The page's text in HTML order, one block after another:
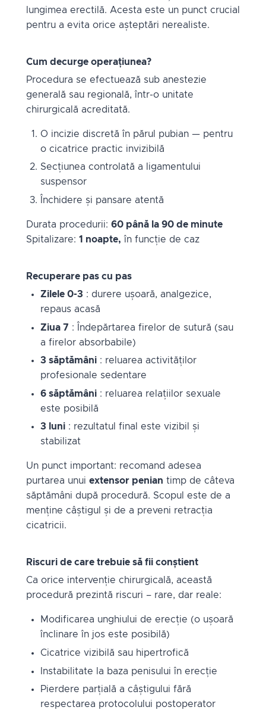
lungimea erectilă. Acesta este un punct crucial
pentru a evita orice așteptări nerealiste.
Cum decurge operațiunea?
Procedura se efectuează sub anestezie
generală sau regională, într-o unitate
chirurgicală acreditată.
O incizie discretă în părul pubian — pentru
o cicatrice practic invizibilă
Secțiunea controlată a ligamentului
suspensor
Închidere și pansare atentă
Durata procedurii: 60 până la 90 de minute
Spitalizare: 1 noapte, în funcție de caz
Recuperare pas cu pas
Zilele 0-3 : durere ușoară, analgezice,
repaus acasă
Ziua 7 : Îndepărtarea firelor de sutură (sau
a firelor absorbabile)
3 săptămâni : reluarea activităților
profesionale sedentare
6 săptămâni : reluarea relațiilor sexuale
este posibilă
3 luni : rezultatul final este vizibil și
stabilizat
Un punct important: recomand adesea
purtarea unui extensor penian timp de câteva
săptămâni după procedură. Scopul este de a
menține câștigul și de a preveni retracția
cicatricii.
Riscuri de care trebuie să fii conștient
Ca orice intervenție chirurgicală, această
procedură prezintă riscuri – rare, dar reale:
Modificarea unghiului de erecție (o ușoară
înclinare în jos este posibilă)
Cicatrice vizibilă sau hipertrofică
Instabilitate la baza penisului în erecție
Pierdere parțială a câștigului fără
respectarea protocolului postoperator